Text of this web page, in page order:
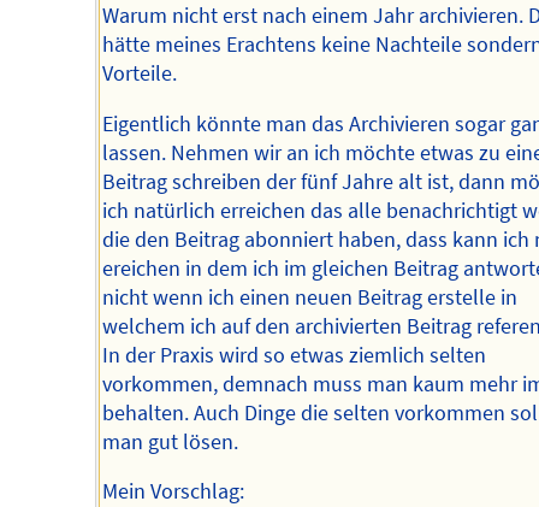
Warum nicht erst nach einem Jahr archivieren.
hätte meines Erachtens keine Nachteile
Vorteile.
Eigentlich könnte man das Archivieren sogar
lassen. Nehmen wir an ich möchte etwas zu
Beitrag schreiben der fünf Jahre alt ist, dann
ich natürlich erreichen das alle benachrichtigt
die den Beitrag abonniert haben, dass kann ich
ereichen in dem ich im gleichen Beitrag
nicht wenn ich einen neuen Beitrag erstelle in
welchem ich auf den archivierten Beitrag
In der Praxis wird so etwas ziemlich selten
vorkommen, demnach muss man kaum mehr
behalten. Auch Dinge die selten vorkommen
man gut lösen.
Mein Vorschlag: